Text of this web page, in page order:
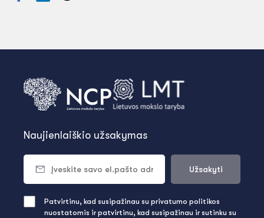
Naujienlaiškio užsakymas
Užsakyti
Patvirtinu, kad susipažinau su privatumo politikos
nuostatomis ir patvirtinu, kad susipažinau ir sutinku su